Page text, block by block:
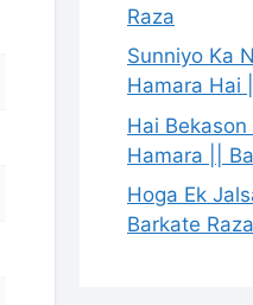
Raza
Sunniyo Ka
Hamara Hai
Hai Bekason
Hamara ||
Hoga Ek
Barkate Raza